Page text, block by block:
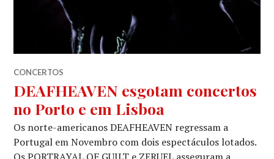
CONCERTOS
DEAFHEAVEN esgotam concertos
no Porto e em Lisboa
Os norte-americanos DEAFHEAVEN regressam a
Portugal em Novembro com dois espectáculos lotados.